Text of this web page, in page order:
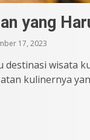
yang
17, 2023
destinasi wisata
kulinernya